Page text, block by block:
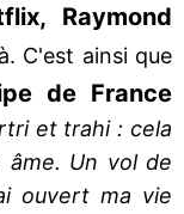
Raymond
C'est ainsi que
de France
et trahi : cela
âme. Un vol de
ouvert ma vie